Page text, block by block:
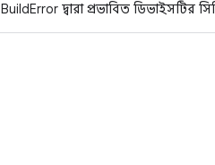
BuildError দ্বারা প্রভাবিত ডিভাইসটির